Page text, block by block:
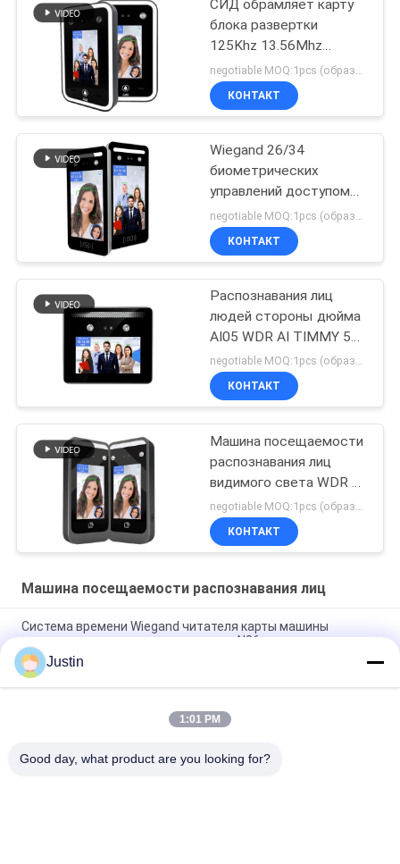
СИД обрамляет карту
блока развертки
125Khz 13.56Mhz
стороны управления
доступом WIFI
КОНТАКТ
Wiegand 26/34
биометрических
управлений доступом
распознавания лиц для
турникета
КОНТАКТ
Распознавания лиц
людей стороны дюйма
AI05 WDR AI TIMMY 5
посещаемость
времени
множественного
negotiable MOQ:1pcs (образец)
КОНТАКТ
Машина посещаемости
распознавания лиц
видимого света WDR AI
для управления
работника
negotiable MOQ:1pcs (образец)
КОНТАКТ
Машина посещаемости распознавания лиц
Система времени Wiegand читателя карты машины
посещаемости распознавания лиц AI06 хронометрируя
Запись времени Biomtric машины посещаемости
распознавания лиц 5 дюймов
Линукс 3,10 управление доступом системы AI
Justin
1:01 PM
Good day, what product are you looking for?